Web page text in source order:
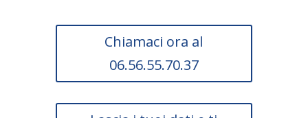
Chiamaci ora al
06.56.55.70.37